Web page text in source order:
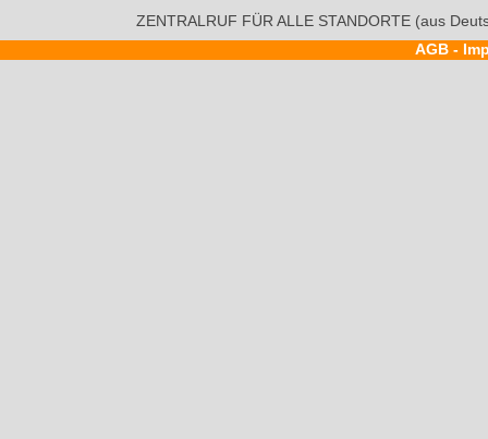
ZENTRALRUF FÜR ALLE STANDORTE (aus
AGB -